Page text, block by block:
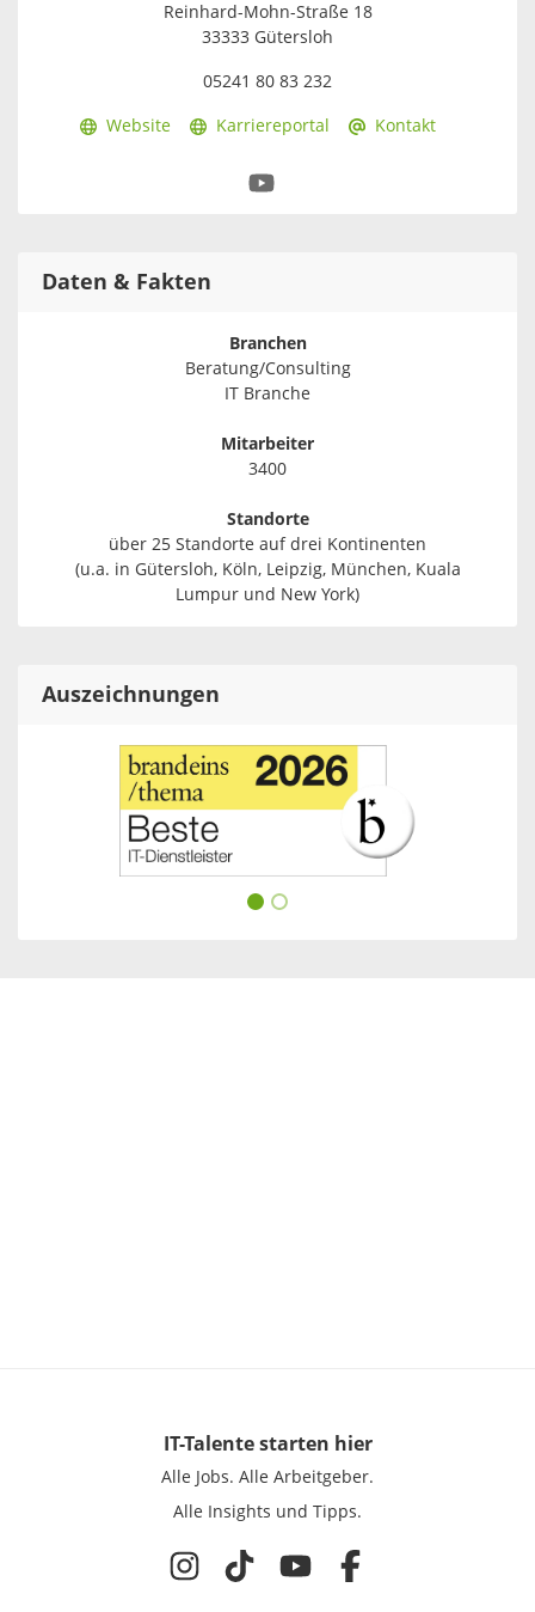
Reinhard-Mohn-Straße 18
33333 Gütersloh
05241 80 83 232
Website Karriereportal Kontakt
Daten & Fakten
Branchen
Beratung/Consulting
IT Branche
Mitarbeiter
3400
Standorte
über 25 Standorte auf drei Kontinenten
(u.a. in Gütersloh, Köln, Leipzig, München, Kuala
Lumpur und New York)
Auszeichnungen
IT-Talentestarten hier
Alle Jobs. Alle Arbeitgeber.
Alle Insights und Tipps.